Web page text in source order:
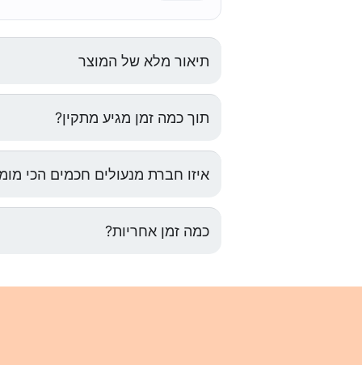
תיאור מלא של המוצר
תוך כמה זמן מגיע מתקין?
איזו חברת מנעולים חכמים הכי
כמה זמן אחריות?